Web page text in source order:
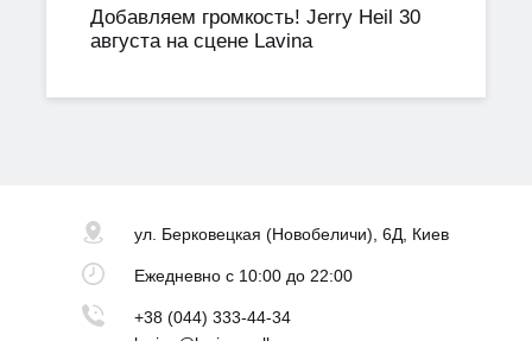
Добавляем громкость! Jerry Heil 30
августа на сцене Lavina
ул. Берковецкая (Новобеличи), 6Д, Киев
Ежедневнос 10:00 до 22:00
+38 (044) 333-44-34